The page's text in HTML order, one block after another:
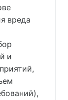
вреда
и